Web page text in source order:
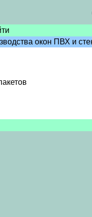
окон ПВХ и